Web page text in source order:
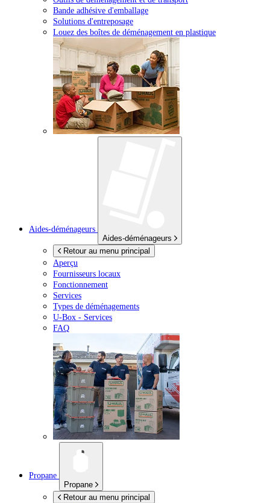
Bande adhésive d'emballage
Solutions d'entreposage
Louez des boîtes de déménagement en plastique
Aides-déménageurs
Aides-déménageurs
Retour au menu principal
Aperçu
Fournisseurs locaux
Fonctionnement
Services
Types de déménagements
U-Box - Services
FAQ
Propane
Propane
Retour au menu principal